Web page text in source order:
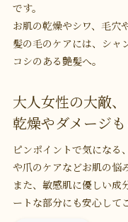
です。
お肌の乾燥やシワ、毛穴
髪の毛のケアには、シャ
コシのある艶髪へ。
大人女性の大敵、
乾燥やダメージ
ピンポイントで気になる
や爪のケアなどお肌の悩
また、敏感肌に優しい成
ートな部分にも安心して